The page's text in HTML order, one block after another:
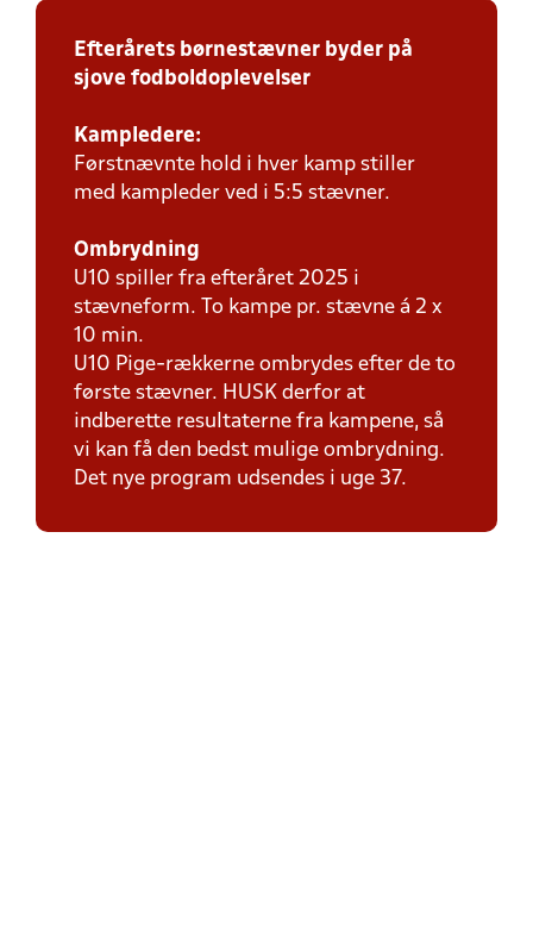
Efterårets børnestævner byder på
sjove fodboldoplevelser
Kampledere:
Førstnævnte hold i hver kamp stiller
med kampleder ved i 5:5 stævner.
Ombrydning
U10 spiller fra efteråret 2025 i
stævneform. To kampe pr. stævne á 2 x
10 min.
U10 Pige-rækkerne ombrydes efter de to
første stævner. HUSK derfor at
indberette resultaterne fra kampene, så
vi kan få den bedst mulige ombrydning.
Det nye program udsendes i uge 37.